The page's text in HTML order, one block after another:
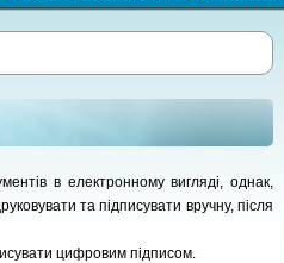
в електронному вигляді, однак,
та підписувати вручну, після
цифровим підписом.